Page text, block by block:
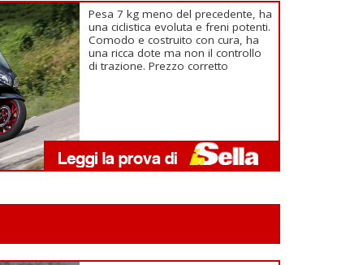
Pesa 7 kg meno del precedente, ha
una ciclistica evoluta e freni potenti.
Comodo e costruito con cura, ha
una ricca dote ma non il controllo
di trazione. Prezzo corretto